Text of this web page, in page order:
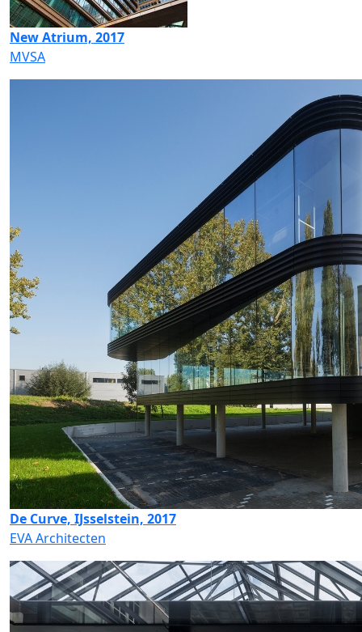
New Atrium, 2017
MVSA
De Curve, IJsselstein, 2017
EVA Architecten